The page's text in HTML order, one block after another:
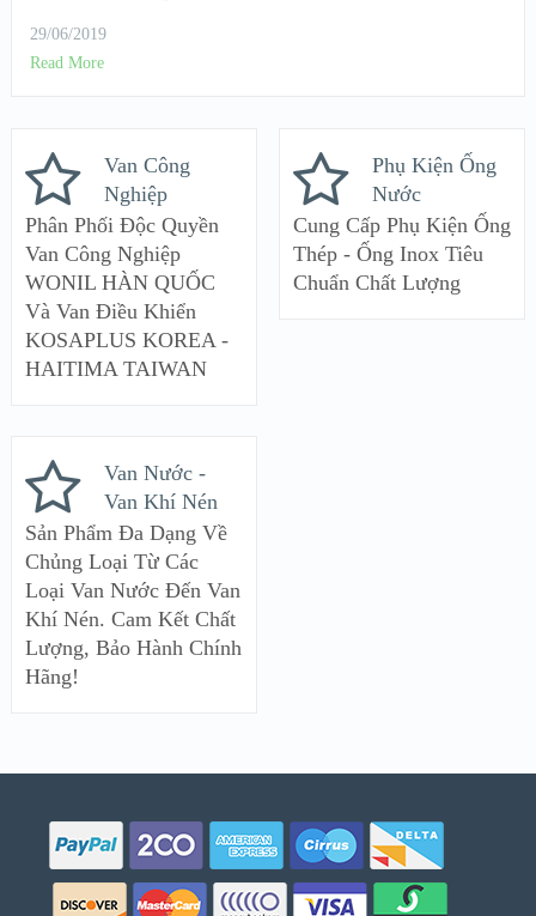
29/06/2019
Read More
Van Công
Nghiệp
Phân Phối Độc Quyền
Van Công Nghiệp
WONIL HÀN QUỐC
Và Van Điều Khiển
KOSAPLUS KOREA -
HAITIMA TAIWAN
Phụ Kiện Ống
Nước
Cung Cấp Phụ Kiện Ống
Thép - Ống Inox Tiêu
Chuẩn Chất Lượng
Van Nước -
Van Khí Nén
Sản Phẩm Đa Dạng Về
Chủng Loại Từ Các
Loại Van Nước Đến Van
Khí Nén. Cam Kết Chất
Lượng, Bảo Hành Chính
Hãng!